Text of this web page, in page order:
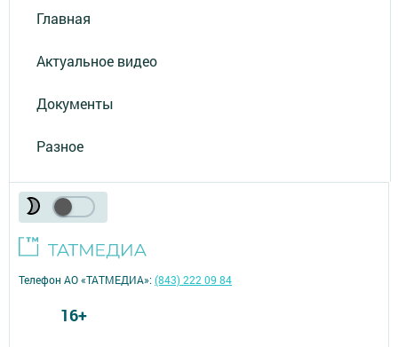
Главная
Актуальное видео
Документы
Разное
Телефон АО «ТАТМЕДИА»:(843) 222 09 84
16+